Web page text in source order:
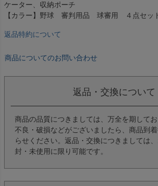
ケーター、収納ポーチ
【カラー】野球 審判用品 球審用 ４点セッ
返品特約について
商品についてのお問い合わせ
返品・交換について
商品の品質につきましては、万全を期して
不良・破損などがございましたら、商品到
らせください。返品・交換につきましては
封・未使用に限り可能です。